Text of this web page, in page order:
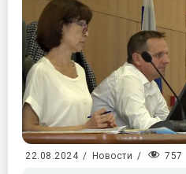
22.08.2024 / Новости / 757